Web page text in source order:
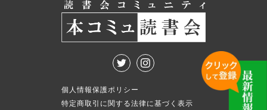
個人情報保護ポリシー
特定商取引に関する法律に基づく表示